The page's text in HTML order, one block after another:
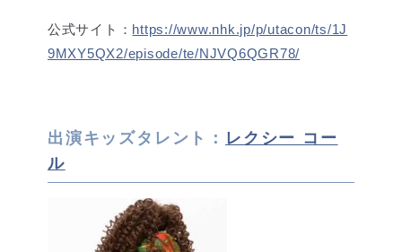
公式サイト： https://www.nhk.jp/p/utacon/ts/1J
9MXY5QX2/episode/te/NJVQ6QGR78/
出演キッズタレント： レクシー コー
ル